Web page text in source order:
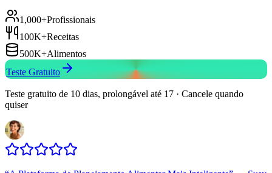
1,000+Profissionais
100K+Receitas
500K+Alimentos
Teste Gratuito
Teste gratuito de 10 dias, prolongável até 17 · Cancele quando
quiser